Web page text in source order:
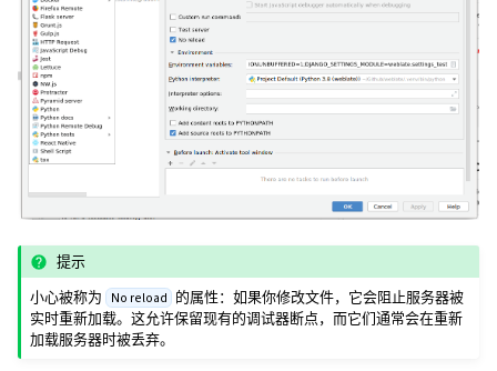
提示
小心被称为 No reload 的属性：如果你修改文件，它会阻止服务器被
实时重新加载。这允许保留现有的调试器断点，而它们通常会在重新
加载服务器时被丢弃。